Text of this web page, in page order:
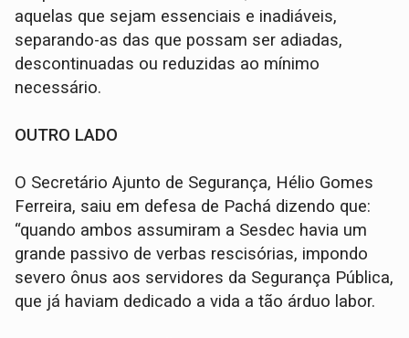
aquelas que sejam essenciais e inadiáveis,
separando-as das que possam ser adiadas,
descontinuadas ou reduzidas ao mínimo
necessário.
OUTRO LADO
O Secretário Ajunto de Segurança, Hélio Gomes
Ferreira, saiu em defesa de Pachá dizendo que:
“quando ambos assumiram a Sesdec havia um
grande passivo de verbas rescisórias, impondo
severo ônus aos servidores da Segurança Pública,
que já haviam dedicado a vida a tão árduo labor.